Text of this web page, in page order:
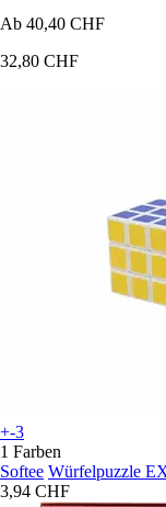
Ab 40,40 CHF
32,80 CHF
+-3
1 Farben
Softee Würfelpuzzle
3,94 CHF